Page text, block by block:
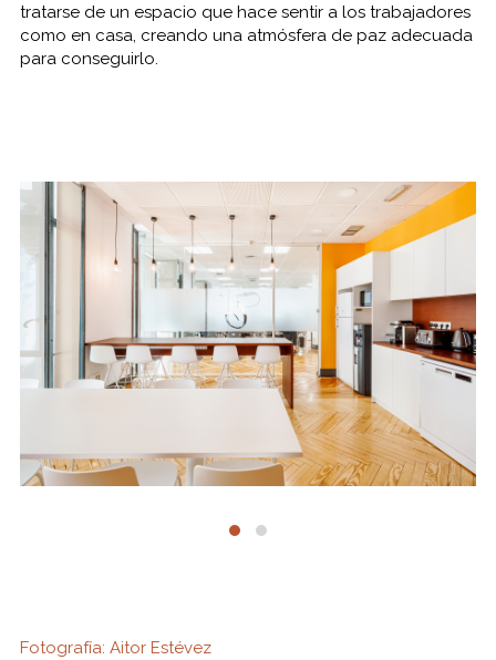
tratarse de un espacio que hace sentir a los trabajadores
como en casa, creando una atmósfera de paz adecuada
para conseguirlo.
Fotografía: AitorEstévez